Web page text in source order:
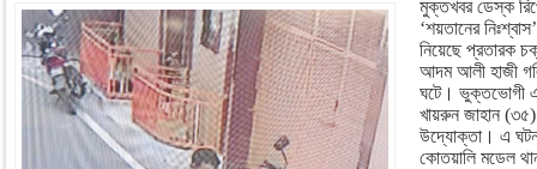
মুক্তখবর ডেস্ক
‘শয়তানের
নিয়েছে প্রতারক
আদম আলী হাজী
ঘটে। ভুক্তভোগী একই
খায়রুন জাহান
উদ্যোক্তা। এ
কোতয়ালি মডেল